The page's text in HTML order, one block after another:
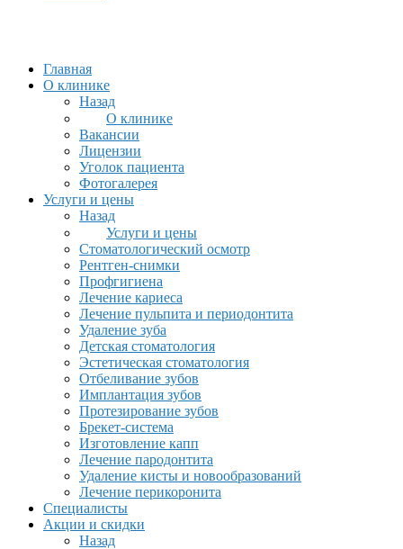
Главная
О клинике
Назад
О клинике
Вакансии
Лицензии
Уголок пациента
Фотогалерея
Услуги и цены
Назад
Услуги и цены
Стоматологический осмотр
Рентген-снимки
Профгигиена
Лечение кариеса
Лечение пульпита и периодонтита
Удаление зуба
Детская стоматология
Эстетическая стоматология
Отбеливание зубов
Имплантация зубов
Протезирование зубов
Брекет-система
Изготовление капп
Лечение пародонтита
Удаление кисты и новообразований
Лечение перикоронита
Специалисты
Акции и скидки
Назад